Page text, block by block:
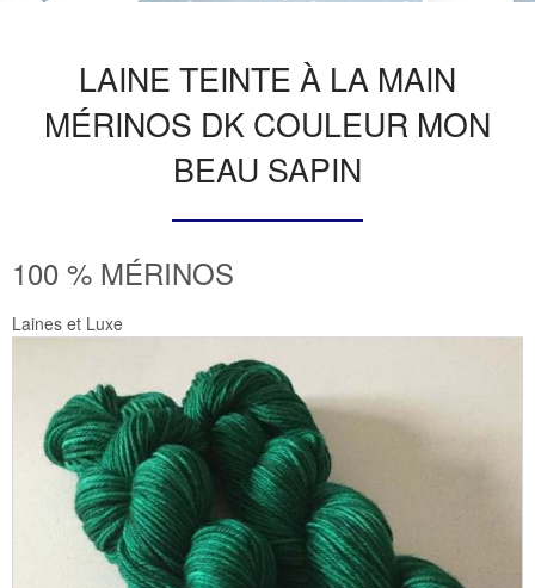
LAINE TEINTE À LA MAIN
MÉRINOS DK COULEUR MON
BEAU SAPIN
100 % MÉRINOS
Laines et Luxe